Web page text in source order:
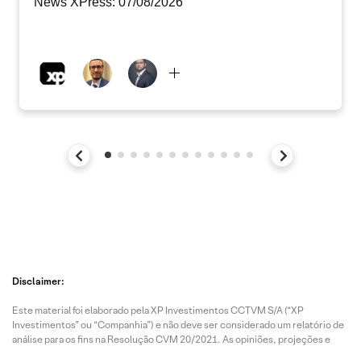
Disclaimer:
Este material foi elaborado pela XP Investimentos CCTVM S/A (“XP
Investimentos” ou “Companhia”) e não deve ser considerado um relatório de
análise para os fins na Resolução CVM 20/2021. As opiniões, projeções e